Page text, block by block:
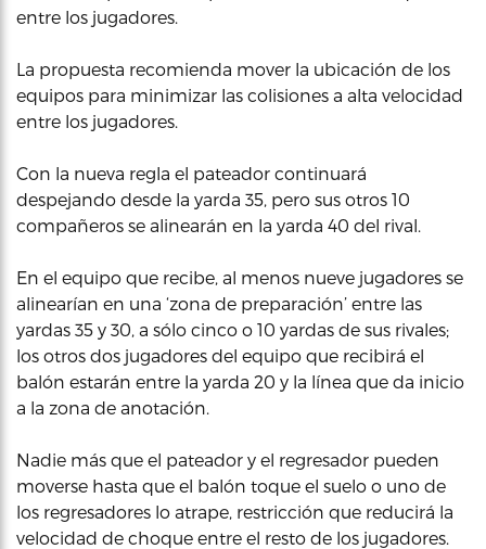
entre los jugadores.
La propuesta recomienda mover la ubicación de los
equipos para minimizar las colisiones a alta velocidad
entre los jugadores.
Con la nueva regla el pateador continuará
despejando desde la yarda 35, pero sus otros 10
compañeros se alinearán en la yarda 40 del rival.
En el equipo que recibe, al menos nueve jugadores se
alinearían en una ‘zona de preparación’ entre las
yardas 35 y 30, a sólo cinco o 10 yardas de sus rivales;
los otros dos jugadores del equipo que recibirá el
balón estarán entre la yarda 20 y la línea que da inicio
a la zona de anotación.
Nadie más que el pateador y el regresador pueden
moverse hasta que el balón toque el suelo o uno de
los regresadores lo atrape, restricción que reducirá la
velocidad de choque entre el resto de los jugadores.